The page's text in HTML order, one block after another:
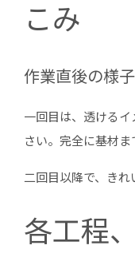
こみ
作業直後の様子
一回目は、透ける
さい。完全に基材ま
二回目以降で、きれ
各工程